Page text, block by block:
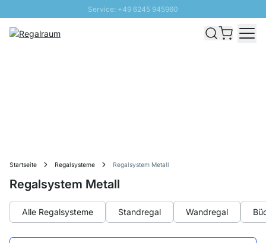
Service: +49 6245 945960
Schnelle Lieferung - Gratis Versand ab 100€
Startseite Regalsysteme Regalsystem Metall
Regalsystem Metall
Alle Regalsysteme Standregal Wandregal